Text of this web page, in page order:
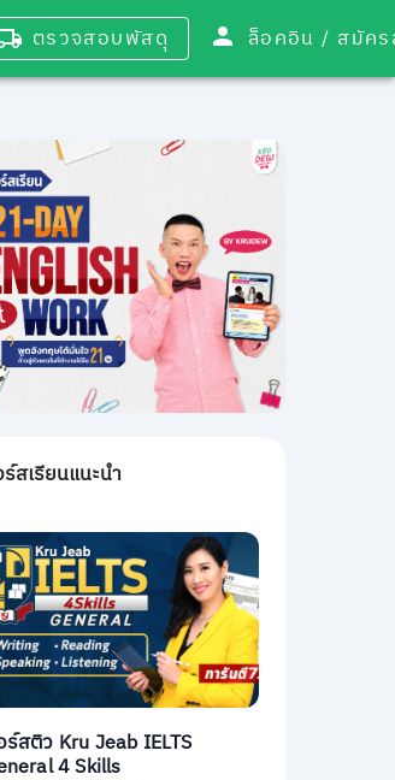
ตรวจสอบพัสดุ ล็อคอิน /
สเรียนแนะนำ
สติว Kru Jeab IELTS
4 Skills